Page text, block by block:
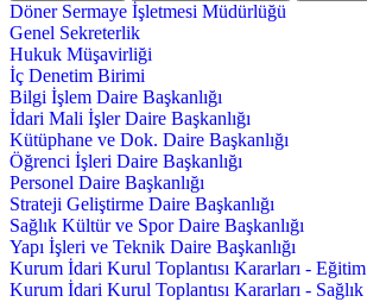
Döner Sermaye İşletmesi Müdürlüğü
Genel Sekreterlik
Hukuk Müşavirliği
İç Denetim Birimi
Bilgi İşlem Daire Başkanlığı
İdari Mali İşler Daire Başkanlığı
Kütüphane ve Dok. Daire Başkanlığı
Öğrenci İşleri Daire Başkanlığı
Personel Daire Başkanlığı
Strateji Geliştirme Daire Başkanlığı
Sağlık Kültür ve Spor Daire Başkanlığı
Yapı İşleri ve Teknik Daire Başkanlığı
Kurum İdari Kurul Toplantısı Kararları - Eğitim
Kurum İdari Kurul Toplantısı Kararları - Sağlık